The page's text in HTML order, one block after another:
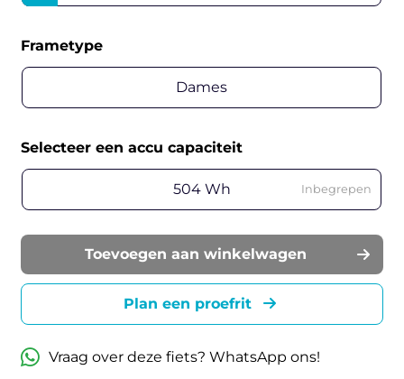
Frametype
Dames
Selecteer een accu capaciteit
504 Wh Inbegrepen
Toevoegen aan winkelwagen
Plan een proefrit
Vraag over deze fiets? WhatsApp ons!